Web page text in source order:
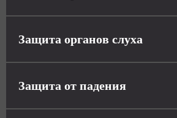
Защита органов слуха
Защита от падения